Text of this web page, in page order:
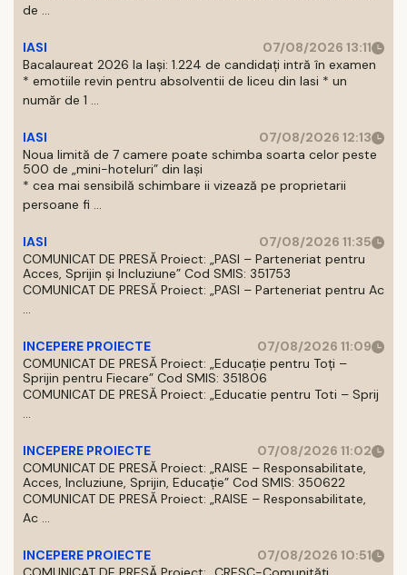
de ...
IASI
07/08/2026 13:11
Bacalaureat 2026 la Iași: 1.224 de candidați intră în examen
* emotiile revin pentru absolventii de liceu din Iasi * un
număr de 1 ...
IASI
07/08/2026 12:13
Noua limită de 7 camere poate schimba soarta celor peste
500 de „mini-hoteluri” din Iași
* cea mai sensibilă schimbare ii vizează pe proprietarii
persoane fi ...
IASI
07/08/2026 11:35
COMUNICAT DE PRESĂ Proiect: „PASI – Parteneriat pentru
Acces, Sprijin și Incluziune” Cod SMIS: 351753
COMUNICAT DE PRESĂ Proiect: „PASI – Parteneriat pentru Ac
...
INCEPERE PROIECTE
07/08/2026 11:09
COMUNICAT DE PRESĂ Proiect: „Educație pentru Toți –
Sprijin pentru Fiecare” Cod SMIS: 351806
COMUNICAT DE PRESĂ Proiect: „Educatie pentru Toti – Sprij
...
INCEPERE PROIECTE
07/08/2026 11:02
COMUNICAT DE PRESĂ Proiect: „RAISE – Responsabilitate,
Acces, Incluziune, Sprijin, Educație” Cod SMIS: 350622
COMUNICAT DE PRESĂ Proiect: „RAISE – Responsabilitate,
Ac ...
INCEPERE PROIECTE
07/08/2026 10:51